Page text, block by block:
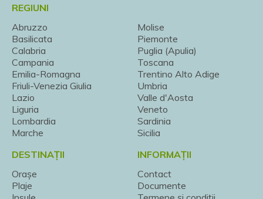
REGIUNI
Abruzzo
Basilicata
Calabria
Campania
Emilia-Romagna
Friuli-Venezia Giulia
Lazio
Liguria
Lombardia
Marche
Molise
Piemonte
Puglia (Apulia)
Toscana
Trentino Alto Adige
Umbria
Valle d'Aosta
Veneto
Sardinia
Sicilia
DESTINAȚII
Orașe
Plaje
INFORMAȚII
Contact
Documente